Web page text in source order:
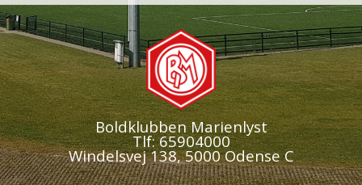
Boldklubben Marienlyst
Tlf: 65904000
Windelsvej 138, 5000 Odense C